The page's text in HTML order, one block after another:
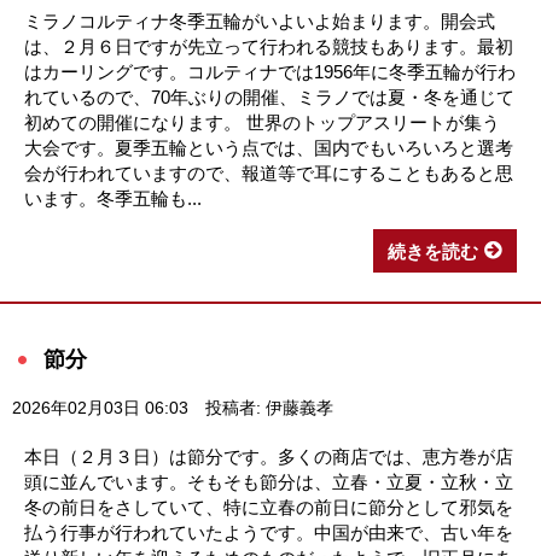
ミラノコルティナ冬季五輪がいよいよ始まります。開会式
は、２月６日ですが先立って行われる競技もあります。最初
はカーリングです。コルティナでは1956年に冬季五輪が行わ
れているので、70年ぶりの開催、ミラノでは夏・冬を通じて
初めての開催になります。 世界のトップアスリートが集う
大会です。夏季五輪という点では、国内でもいろいろと選考
会が行われていますので、報道等で耳にすることもあると思
います。冬季五輪も...
続きを読む
節分
2026年02月03日 06:03 投稿者: 伊藤義孝
本日（２月３日）は節分です。多くの商店では、恵方巻が店
頭に並んでいます。そもそも節分は、立春・立夏・立秋・立
冬の前日をさしていて、特に立春の前日に節分として邪気を
払う行事が行われていたようです。中国が由来で、古い年を